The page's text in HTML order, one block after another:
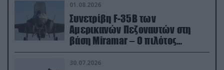
01.08.2026
Συνετρίβη F-35B των
Αμερικανών Πεζοναυτών στη
βάση Miramar – Ο πιλότος
εκτινάχθηκε εγκαίρως
30.07.2026